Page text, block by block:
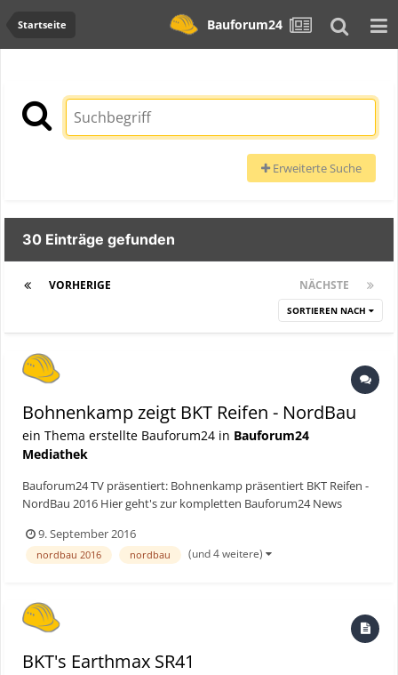
Startseite Bauforum24
Erweiterte Suche
30 Einträge gefunden
VORHERIGE NÄCHSTE
SORTIEREN NACH
Bohnenkamp zeigt BKT Reifen - NordBau
ein Thema erstellte Bauforum24 in Bauforum24
Mediathek
Bauforum24 TV präsentiert: Bohnenkamp präsentiert BKT Reifen -
NordBau 2016 Hier geht's zur kompletten Bauforum24 News
9. September 2016
nordbau 2016 nordbau (und 4 weitere)
BKT's Earthmax SR41